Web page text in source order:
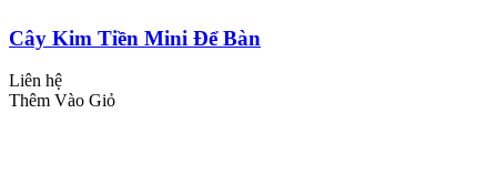
Cây Kim Tiền Mini Để Bàn
Liên hệ
Thêm Vào Giỏ